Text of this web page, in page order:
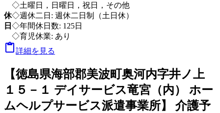
休
日
◇土曜日，日曜日，祝日，その他
◇週休二日: 週休二日制（土日休）
◇年間休日数: 125日
◇育児休業: あり
詳細を見る
【徳島県海部郡美波町奥河内字井ノ上
１５－１ デイサービス竜宮（内） ホー
ムヘルプサービス派遣事業所】 介護予